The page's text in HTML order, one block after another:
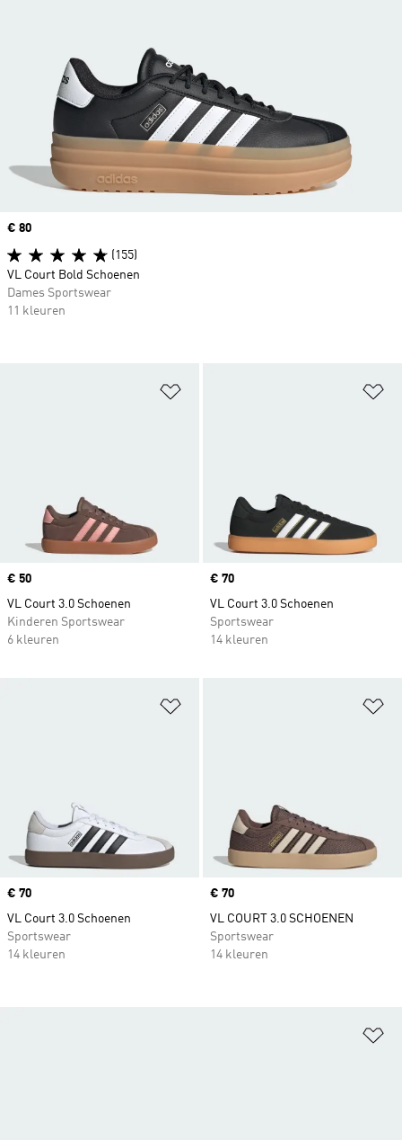
Price
€ 50
VL Court 3.0 Schoenen
Kinderen Sportswear
6 kleuren
Price
€ 70
VL Court 3.0 Schoenen
Sportswear
14 kleuren
Price
€ 70
VL Court 3.0 Schoenen
Sportswear
14 kleuren
Price
€ 70
VL COURT 3.0 SCHOENEN
Sportswear
14 kleuren
Price
€ 80
(155)
VL Court Bold Schoenen
Dames Sportswear
11 kleuren